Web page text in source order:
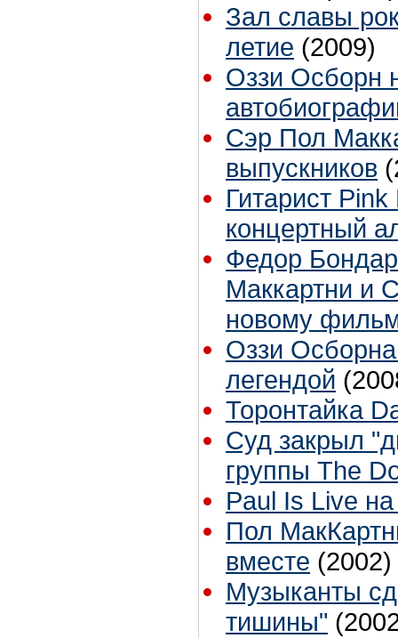
Зал славы
летие (2009)
Оззи Осборн
Сэр Пол
выпускников
Гитарист
концертный
Федор
Маккартни и
новому
Оззи
легендой
Торонтайка
Суд закрыл
группы The
Paul Is Live
Пол
вместе (2002)
Музыканты
тишины"